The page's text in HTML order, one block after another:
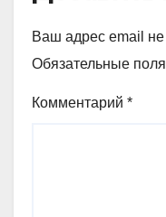
Ваш адрес email не
Обязательные
Комментарий *